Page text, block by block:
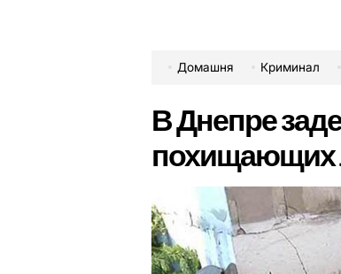
Домашня Криминал
В Днепре
похищающих